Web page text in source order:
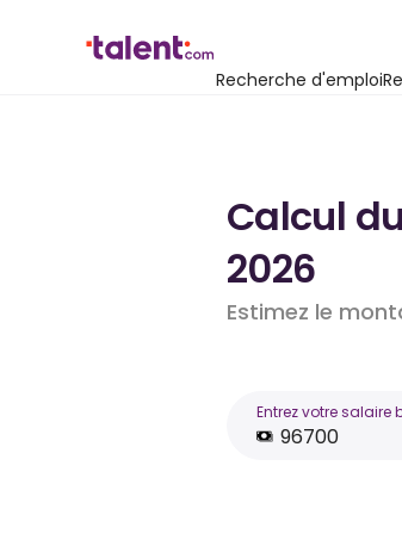
Recherche d'emploi
Calcul
2026
Estimez le
Entrez votre salaire